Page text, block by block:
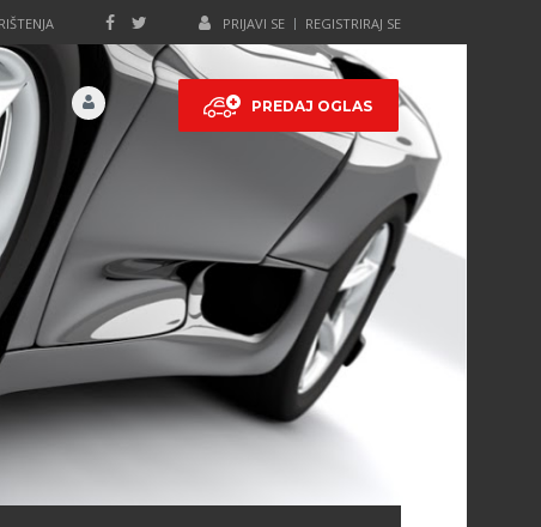
PRIJAVI SE REGISTRIRAJ SE
PREDAJ OGLAS